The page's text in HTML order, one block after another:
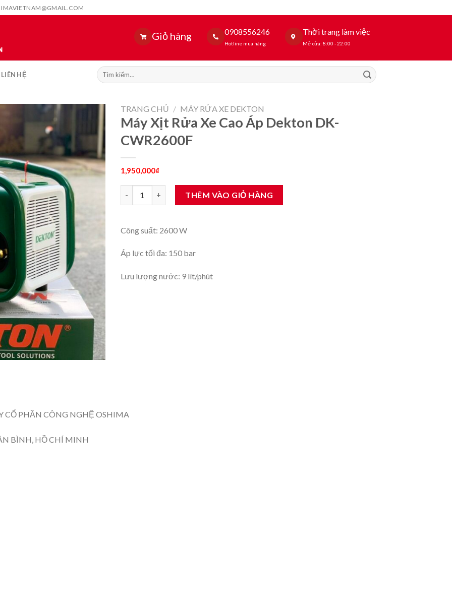
Giỏ hàng 0908556246
Hotline mua hàng
Thời trang làm việc
Mở cửa: 8:00 - 22:00
LIÊN HỆ
Tìm
kiếm:
TRANG CHỦ / MÁY RỬA XE DEKTON
Máy Xịt Rửa Xe Cao Áp Dekton DK-
CWR2600F
1,950,000₫
Máy Xịt Rửa Xe Cao Áp Dekton DK-CWR2600F số lượng
THÊM VÀO GIỎ HÀNG
Công suất: 2600 W
Áp lực tối đa: 150 bar
Lưu lượng nước: 9 lít/phút
CỔ PHẦN CÔNG NGHỆ OSHIMA
BÌNH, HỒ CHÍ MINH